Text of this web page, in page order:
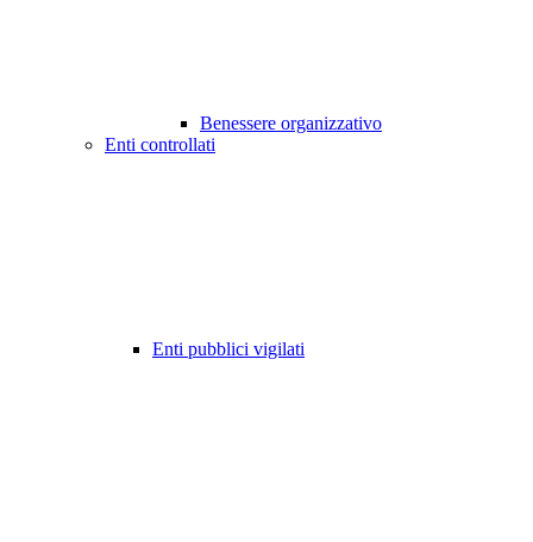
Benessere organizzativo
Enti controllati
Enti pubblici vigilati